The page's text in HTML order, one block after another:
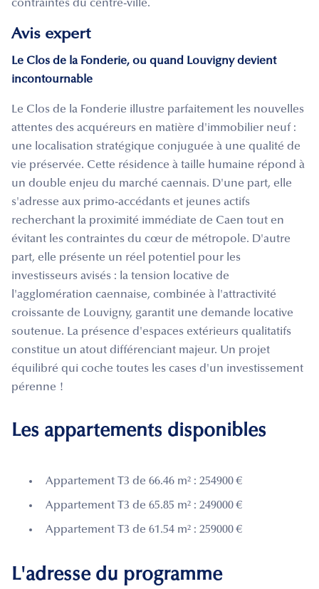
contraintes du centre-ville.
Avis expert
Le Clos de la Fonderie, ou quand Louvigny devient
incontournable
Le Clos de la Fonderie illustre parfaitement les nouvelles
attentes des acquéreurs en matière d'immobilier neuf :
une localisation stratégique conjuguée à une qualité de
vie préservée. Cette résidence à taille humaine répond à
un double enjeu du marché caennais. D'une part, elle
s'adresse aux primo-accédants et jeunes actifs
recherchant la proximité immédiate de Caen tout en
évitant les contraintes du cœur de métropole. D'autre
part, elle présente un réel potentiel pour les
investisseurs avisés : la tension locative de
l'agglomération caennaise, combinée à l'attractivité
croissante de Louvigny, garantit une demande locative
soutenue. La présence d'espaces extérieurs qualitatifs
constitue un atout différenciant majeur. Un projet
équilibré qui coche toutes les cases d'un investissement
pérenne !
Les appartements disponibles
Appartement T3 de 66.46 m² : 254900 €
Appartement T3 de 65.85 m² : 249000 €
Appartement T3 de 61.54 m² : 259000 €
L'adresse du programme